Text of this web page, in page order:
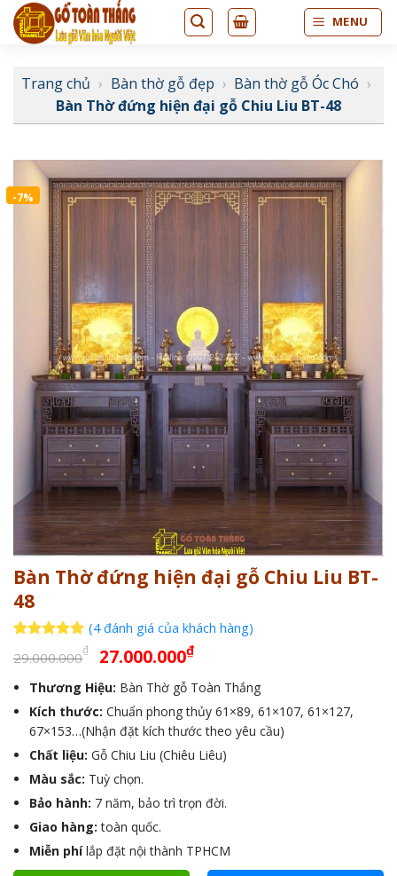
Bỏ
qua
dung
MENU
Trang chủ › Bàn thờ gỗ đẹp › Bàn thờ gỗ Óc Chó ›
Bàn Thờ đứng hiện đại gỗ Chiu Liu BT-48
-7%
Bàn Thờ đứng hiện đại gỗ Chiu Liu BT-
48
dựa trên
(4đánh giá của khách hàng)
29.000.000₫ Giá
gốc
là:
29.000.000₫.
27.000.000₫Giá
hiện
tại
là:
27.000.000₫.
Thương Hiệu: Bàn Thờ gỗ Toàn Thắng
Kích thước: Chuẩn phong thủy 61×89, 61×107, 61×127,
67×153…(Nhận đặt kích thước theo yêu cầu)
Chất liệu: Gỗ Chiu Liu (Chiêu Liêu)
Màu sắc: Tuỳ chọn.
Bảo hành: 7 năm, bảo trì trọn đời.
Giao hàng: toàn quốc.
Miễn phílắp đặt nội thành TPHCM